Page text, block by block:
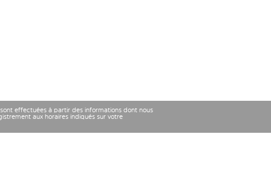
effectuées à partir des informations dont nous
aux horaires indiqués sur votre